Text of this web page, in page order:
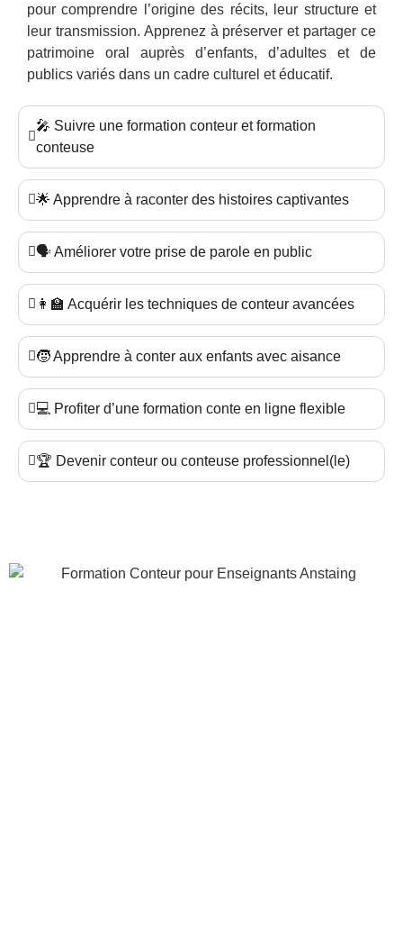
pour comprendre l’origine des récits, leur structure et
leur transmission. Apprenez à préserver et partager ce
patrimoine oral auprès d’enfants, d’adultes et de
publics variés dans un cadre culturel et éducatif.
🎤 Suivre une formation conteur et formation
conteuse
🌟 Apprendre à raconter des histoires captivantes
🗣️ Améliorer votre prise de parole en public
👩‍🏫 Acquérir les techniques de conteur avancées
🧒 Apprendre à conter aux enfants avec aisance
💻 Profiter d’une formation conte en ligne flexible
🏆 Devenir conteur ou conteuse professionnel(le)